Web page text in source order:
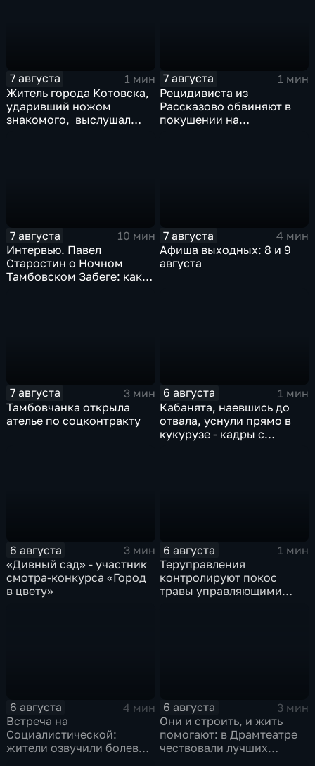
7 августа
1 мин
Житель города Котовска,
ударивший ножом
знакомого, выслушал
7 августа
1 мин
Рецидивиста из
Рассказово обвиняют в
покушении на
7 августа
10 мин
Интервью. Павел
Старостин о Ночном
Тамбовском Забеге: как
7 августа
4 мин
Афиша выходных: 8 и 9
августа
7 августа
3 мин
Тамбовчанка открыла
ателье по соцконтракту
6 августа
1 мин
Кабанята, наевшись до
отвала, уснули прямо в
кукурузе - кадры с
6 августа
3 мин
«Дивный сад» - участник
смотра-конкурса «Город
в цвету»
6 августа
1 мин
Теруправления
контролируют покос
травы управляющими
6 августа
4 мин
Встреча на
Социалистической:
жители озвучили болевые
6 августа
3 мин
Они и строить, и жить
помогают: в Драмтеатре
чествовали лучших